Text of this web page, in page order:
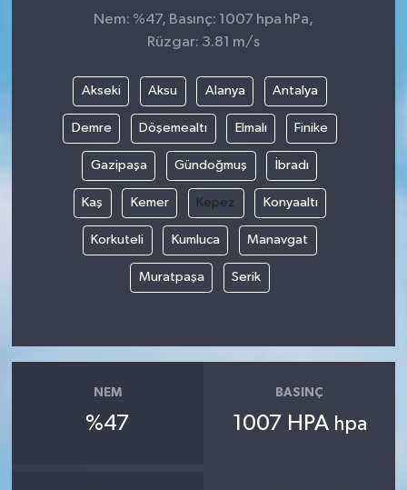
Nem: %47, Basınç: 1007 hpa hPa,
Rüzgar: 3.81 m/s
Akseki Aksu Alanya Antalya
Demre Döşemealtı Elmalı Finike
Gazipaşa Gündoğmuş İbradı
Kaş Kemer Kepez Konyaaltı
Korkuteli Kumluca Manavgat
Muratpaşa Serik
NEM
%47
BASINÇ
1007 HPA hpa